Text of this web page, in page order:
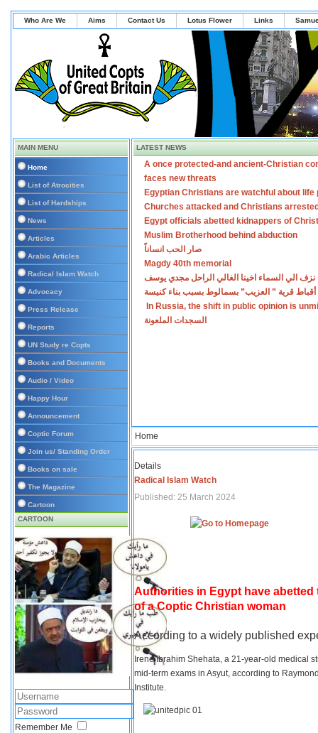
Who Are We Aims Contact Us Lotus Flower Links
MAIN MENU
Home
List of Atrocities
List of Hardships
News
Articles
Arabic Articles
Radical Islam Watch
Advocacy
Press Release
Reports
UN Study re Copts
Books and Documents
Audio / Video
Happy Hour
Announcement
Coptic Forum
Join us/ Standing Order
Books on sale
The Magazine
Cartoon
CARTOON
Remember Me
LATEST NEWS
A once protected-and ancient-Christian
faces new threats
Egyptian Christians are watchful about life
Churches attacked and Christians
Egypt officials abetted kidnappers of
Muslim Brotherhood behind abduction
صار الحب انساناً
Magdy 40th memorial
نزف الي السماء اخينا الغالي الراحل مجدي يوسف
أقباط قرية ” العزيب” بسمالوط بسبب بناء كنيسة
In Russia, the shift in public opinion is
السجدات الملعونة
Home
Details
Radical Islam Watch
Published: 25 March 2024
Authorities in Egypt have
of a Coptic Christian woman
According to a widely published
Irene Ibrahim Shehata, a 21-year-old medical
mid-term exams in Asyut, according to
Institute.